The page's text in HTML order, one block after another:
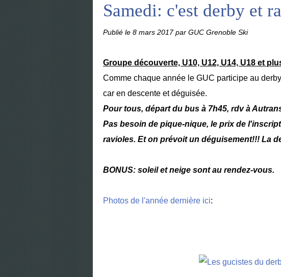
Samedi: c'est derby et
Publié le 8 mars 2017par GUC Grenoble Ski
Groupe découverte, U10, U12, U14, U18 et
Comme chaque année le GUC participe au
car en descente et déguisée.
Pour tous, départ du bus à 7h45, rdv à
Pas besoin de pique-nique, le prix de
ravioles. Et on prévoit un déguisement!!! La
BONUS: soleil et neige sont au rendez-vous.
Photos de l'année dernière ici: